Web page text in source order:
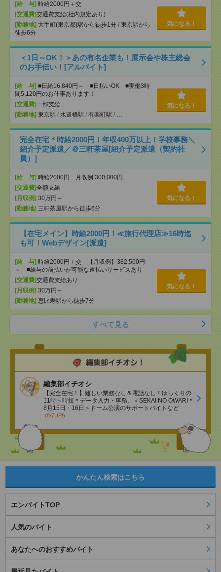
[給 与] 時給2000円＋交
[交通費]交通費支給(社内規定あり)
[勤務地] 大手町(東京都)駅から徒歩1分 / 東京駅から
徒歩6分
気になる！
＜1日～OK！＞あの有名企業も！展示会や株主総会
のお手伝い！[アルバイト]
[給 与] ■日給16,840円～ ■日払いOK ■実働3時
間5,120円のお仕事あります！
[交通費]一部支給
[勤務地] 東京駅 / 水道橋駅 / 有楽町駅 / …
気になる！
完全在宅＊時給2000円！年収400万以上！学校事務＼
紹介予定派遣／＠三軒茶屋[紹介予定派遣（契約社
員）]
[給 与] 時給2000円 月収例 300,000円
[交通費]全額支給
[月収例] 30万円～
[勤務地] 三軒茶屋駅から徒歩6分
気になる！
【在宅メイン】時給2000円！≪旅行代理店≫16時迄
も可！Webデザイン[派遣]
[給 与] 時給2000円＋交 【月収例】382,500円
～ ■給与の前払いが可能な速払いサービスあり
[交通費]交通費支給あり
[月収例] 30万円～
[勤務地] 恵比寿駅から徒歩7分
気になる！
すべて見る
編集部イチオシ
【完全在宅！】難しい業務なし＆電話なし！ゆっくりの
11時～時短＊データ入力・事務、＜SEKAI NO OWARI＊
8月15日・16日＞ドーム公演のサポートバイトなど
(8/7UP!)
かんたん検索はこちら
エンバイトTOP
人気のバイト
あなたへのおすすめバイト